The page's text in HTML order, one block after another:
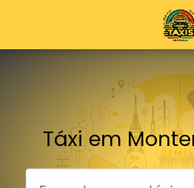
Táxi em